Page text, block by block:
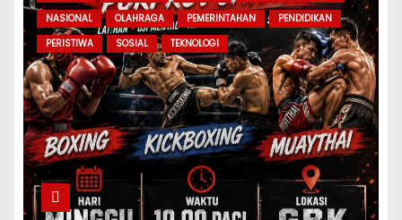
NASIONAL
OLAHRAGA PEMERINTAHAN
PENDIDIKAN
PERISTIWA
SOSIAL TEKNOLOGI